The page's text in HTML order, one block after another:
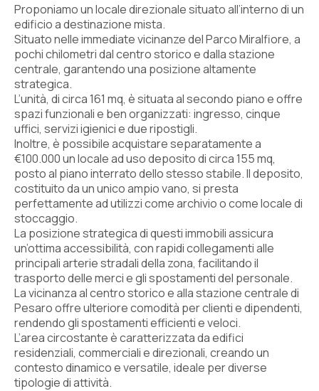
Proponiamo un locale direzionale situato all’interno di un
edificio a destinazione mista.
Situato nelle immediate vicinanze del Parco Miralfiore, a
pochi chilometri dal centro storico e dalla stazione
centrale, garantendo una posizione altamente
strategica.
L’unità, di circa 161 mq, è situata al secondo piano e offre
spazi funzionali e ben organizzati: ingresso, cinque
uffici, servizi igienici e due ripostigli.
Inoltre, è possibile acquistare separatamente a
€100.000 un locale ad uso deposito di circa 155 mq,
posto al piano interrato dello stesso stabile. Il deposito,
costituito da un unico ampio vano, si presta
perfettamente ad utilizzi come archivio o come locale di
stoccaggio.
La posizione strategica di questi immobili assicura
un’ottima accessibilità, con rapidi collegamenti alle
principali arterie stradali della zona, facilitando il
trasporto delle merci e gli spostamenti del personale.
La vicinanza al centro storico e alla stazione centrale di
Pesaro offre ulteriore comodità per clienti e dipendenti,
rendendo gli spostamenti efficienti e veloci.
L’area circostante è caratterizzata da edifici
residenziali, commerciali e direzionali, creando un
contesto dinamico e versatile, ideale per diverse
tipologie di attività.